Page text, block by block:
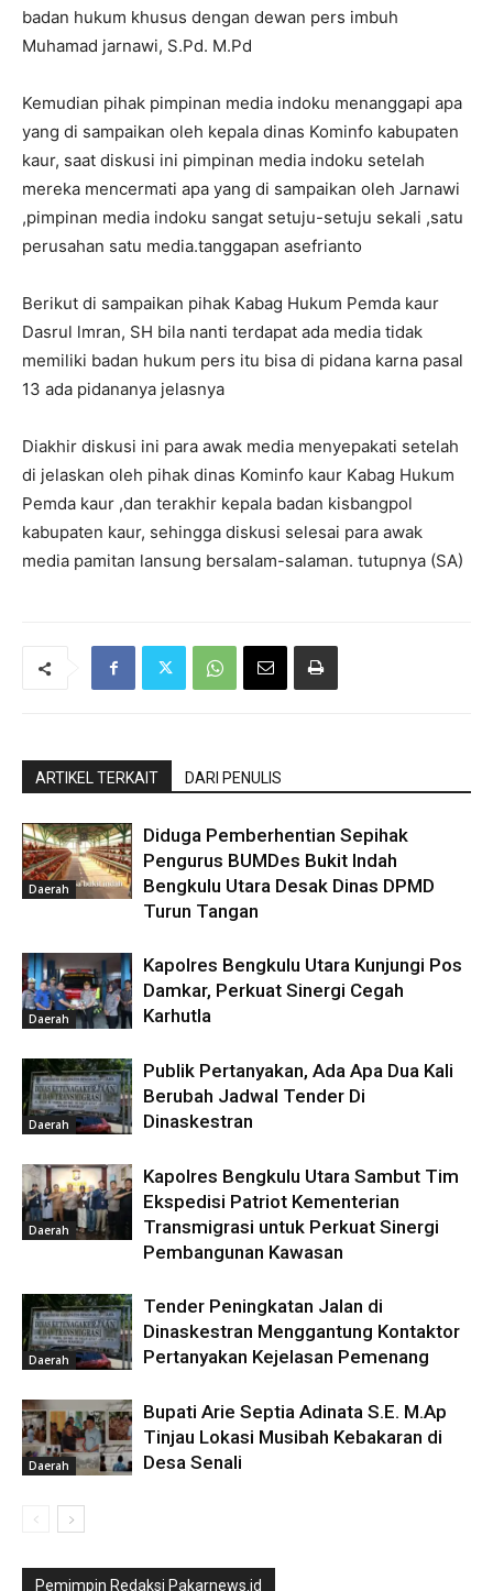
badan hukum khusus dengan dewan pers imbuh
Muhamad jarnawi, S.Pd. M.Pd
Kemudian pihak pimpinan media indoku menanggapi apa
yang di sampaikan oleh kepala dinas Kominfo kabupaten
kaur, saat diskusi ini pimpinan media indoku setelah
mereka mencermati apa yang di sampaikan oleh Jarnawi
,pimpinan media indoku sangat setuju-setuju sekali ,satu
perusahan satu media.tanggapan asefrianto
Berikut di sampaikan pihak Kabag Hukum Pemda kaur
Dasrul lmran, SH bila nanti terdapat ada media tidak
memiliki badan hukum pers itu bisa di pidana karna pasal
13 ada pidananya jelasnya
Diakhir diskusi ini para awak media menyepakati setelah
di jelaskan oleh pihak dinas Kominfo kaur Kabag Hukum
Pemda kaur ,dan terakhir kepala badan kisbangpol
kabupaten kaur, sehingga diskusi selesai para awak
media pamitan lansung bersalam-salaman. tutupnya (SA)
ARTIKEL TERKAIT DARI PENULIS
Daerah
Diduga Pemberhentian Sepihak
Pengurus BUMDes Bukit Indah
Bengkulu Utara Desak Dinas DPMD
Turun Tangan
Daerah
Kapolres Bengkulu Utara Kunjungi Pos
Damkar, Perkuat Sinergi Cegah
Karhutla
Daerah
Publik Pertanyakan, Ada Apa Dua Kali
Berubah Jadwal Tender Di
Dinaskestran
Daerah
Kapolres Bengkulu Utara Sambut Tim
Ekspedisi Patriot Kementerian
Transmigrasi untuk Perkuat Sinergi
Pembangunan Kawasan
Daerah
Tender Peningkatan Jalan di
Dinaskestran Menggantung Kontaktor
Pertanyakan Kejelasan Pemenang
Daerah
Bupati Arie Septia Adinata S.E. M.Ap
Tinjau Lokasi Musibah Kebakaran di
Desa Senali
Pemimpin Redaksi Pakarnews.id